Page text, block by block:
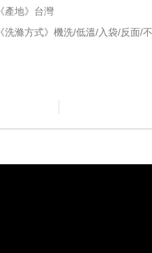
《產地》台灣
《洗滌方式》機洗/低溫/入袋/反面/